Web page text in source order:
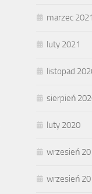
marzec 2021
luty 2021
listopad
sierpień
luty 2020
wrzesień
wrzesień